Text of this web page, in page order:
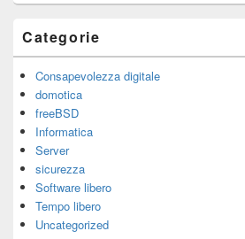
Categorie
Consapevolezza digitale
domotica
freeBSD
Informatica
Server
sicurezza
Software libero
Tempo libero
Uncategorized